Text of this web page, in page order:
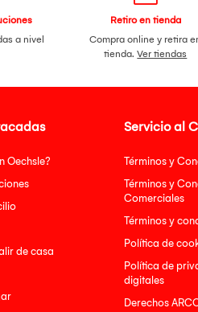
a nivel
Retiro en tienda
Compra online y retira
tienda.Ver tiendas
Oechsle?
de casa
Servicio al
Términos y
Términos y
Comerciales
Términos y
Política de
Política de
digitales
Derechos